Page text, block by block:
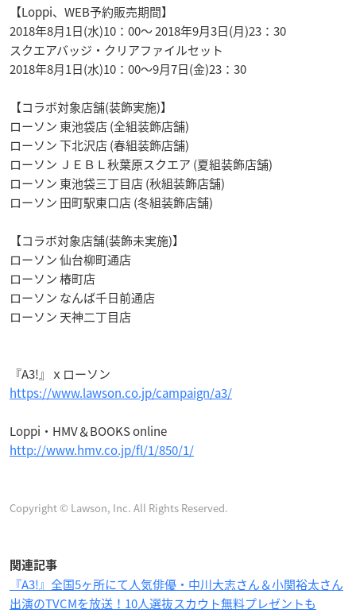
【Loppi、WEB予約販売期間】
2018年8月1日(水)10：00～ 2018年9月3日(月)23：30
スクエアバッジ・クリアファイルセット
2018年8月1日(水)10：00〜9月7日(金)23：30
【コラボ対象店舗(装飾実施)】
ローソン 東池袋店 (全組装飾店舗)
ローソン 下北沢店 (春組装飾店舗)
ローソン ＪＥＢＬ秋葉原スクエア (夏組装飾店舗)
ローソン 東池袋三丁目店 (秋組装飾店舗)
ローソン 田町駅東口店 (冬組装飾店舗)
【コラボ対象店舗(装飾未実施)】
ローソン 仙台柳町通店
ローソン 椿町店
ローソン なんば千日前通店
ローソン 天神二丁目店
『A3!』ｘローソン
https://www.lawson.co.jp/campaign/a3/
Loppi・HMV＆BOOKS online
http://www.hmv.co.jp/fl/1/850/1/
Copyright © Lawson, Inc. All Rights Reserved.
関連記事
『A3!』全国5ヶ所にて人気俳優・中川大志さん＆小関裕太さん
出演のTVCMを放送！10人選抜スカウト無料プレゼントも